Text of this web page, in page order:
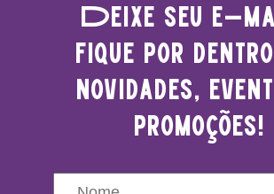
Deixe seu e-
fique por
novidades,
promoções!